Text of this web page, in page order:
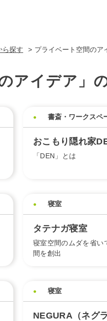
ら探す プライベート空間のア
アイデア」
書斎・ワークスペ
おこもり隠れ家
「DEN」とは
寝室
タテナガ寝室
寝室空間のムダを省い
間を創出
寝室
NEGURA（ネグラ